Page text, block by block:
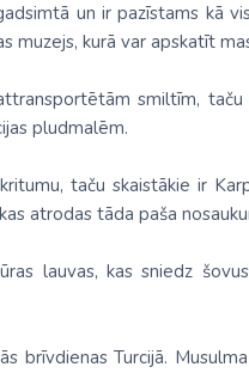
un ir pazīstams kā
kurā var apskatīt
smiltīm,
pludmalēm.
taču skaistākie ir
atrodas tāda paša
lauvas, kas sniedz
brīvdienas Turcijā.